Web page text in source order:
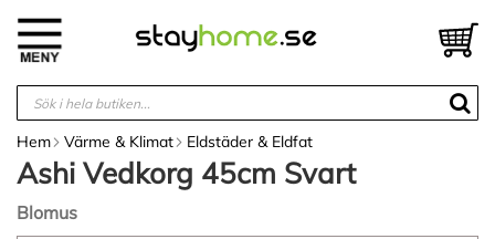
innehållet
Hem Värme & Klimat Eldstäder & Eldfat
Ashi Vedkorg 45cm Svart
Blomus